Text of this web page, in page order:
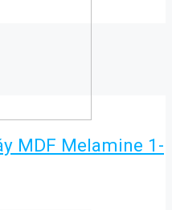
MDF Melamine 1-